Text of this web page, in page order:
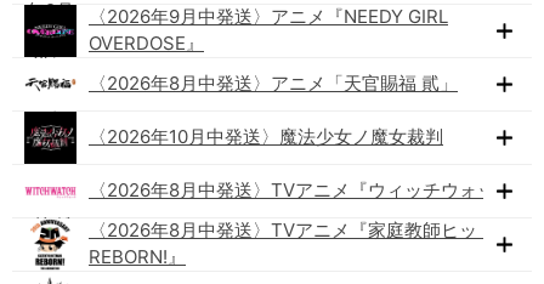
〈2026年9月中発送〉アニメ『NEEDY GIRL
OVERDOSE』
〈2026年8月中発送〉アニメ「天官賜福 貮」
〈2026年10月中発送〉魔法少女ノ魔女裁判
〈2026年8月中発送〉TVアニメ『ウィッチウォッチ』
〈2026年8月中発送〉TVアニメ『家庭教師ヒットマン
REBORN!』